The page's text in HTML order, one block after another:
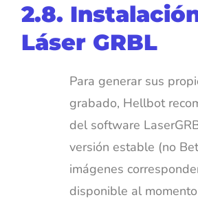
2.8.
Láser GRBL
Para generar sus
grabado, Hellbot
del software
versión estable (no
imágenes
disponible al